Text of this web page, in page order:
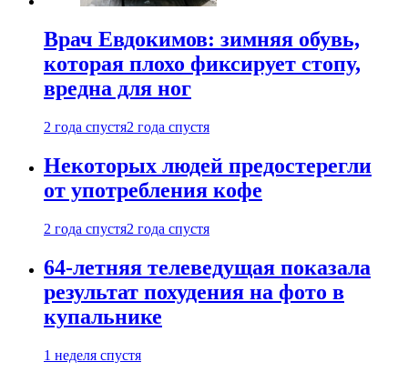
Врач Евдокимов: зимняя обувь,
которая плохо фиксирует стопу,
вредна для ног
2 года спустя2 года спустя
Некоторых людей предостерегли
от употребления кофе
2 года спустя2 года спустя
64-летняя телеведущая показала
результат похудения на фото в
купальнике
1 неделя спустя